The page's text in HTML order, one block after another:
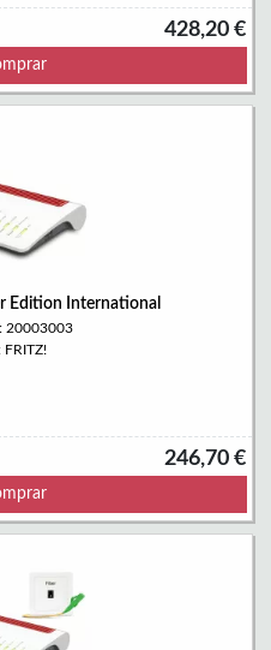
428,20 €
Edition International
20003003
FRITZ!
246,70 €